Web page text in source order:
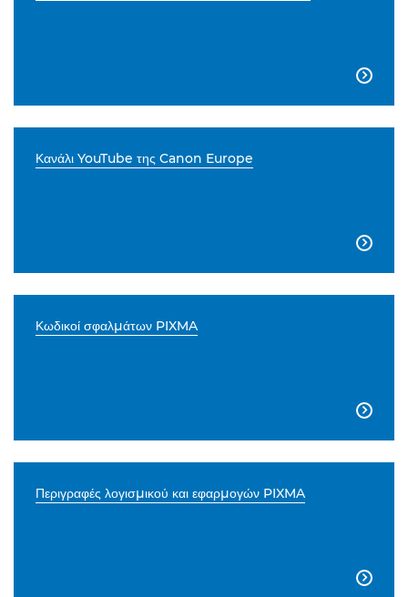

Κανάλι YouTube της Canon Europe

Κωδικοί σφαλμάτων PIXMA

Περιγραφές λογισμικού και εφαρμογών PIXMA
